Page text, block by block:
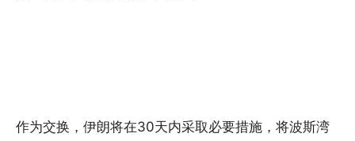
作为交换，伊朗将在30天内采取必要措施，将波斯湾